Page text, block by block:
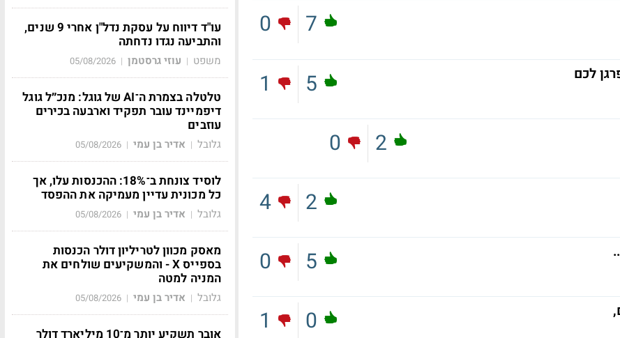
7
0
לכם 5
1
2
0
2
4
5
0
0
1
עו"ד דיווח על עסקת נדל"ן אחרי 9 שנים,
והתביעה נגדו נדחתה
משפט | עוזי גרסטמן |
05/08/2026
טלטלה בצמרת ה־AI של גוגל: מנכ״ל גוגל
דיפמיינד עובר תפקיד וארבעה בכירים
עוזבים
גלובל | אדיר בן עמי |
05/08/2026
לוסיד צונחת ב־18%: ההכנסות עלו, אך
כל מכונית עדיין מעמיקה את ההפסד
גלובל | אדיר בן עמי |
05/08/2026
מאסק מכוון לטריליון דולר הכנסות
בספייס X - והמשקיעים שולחים את
המניה למטה
גלובל | אדיר בן עמי |
05/08/2026
אובר תשקיע יותר מ־10 מיליארד דולר